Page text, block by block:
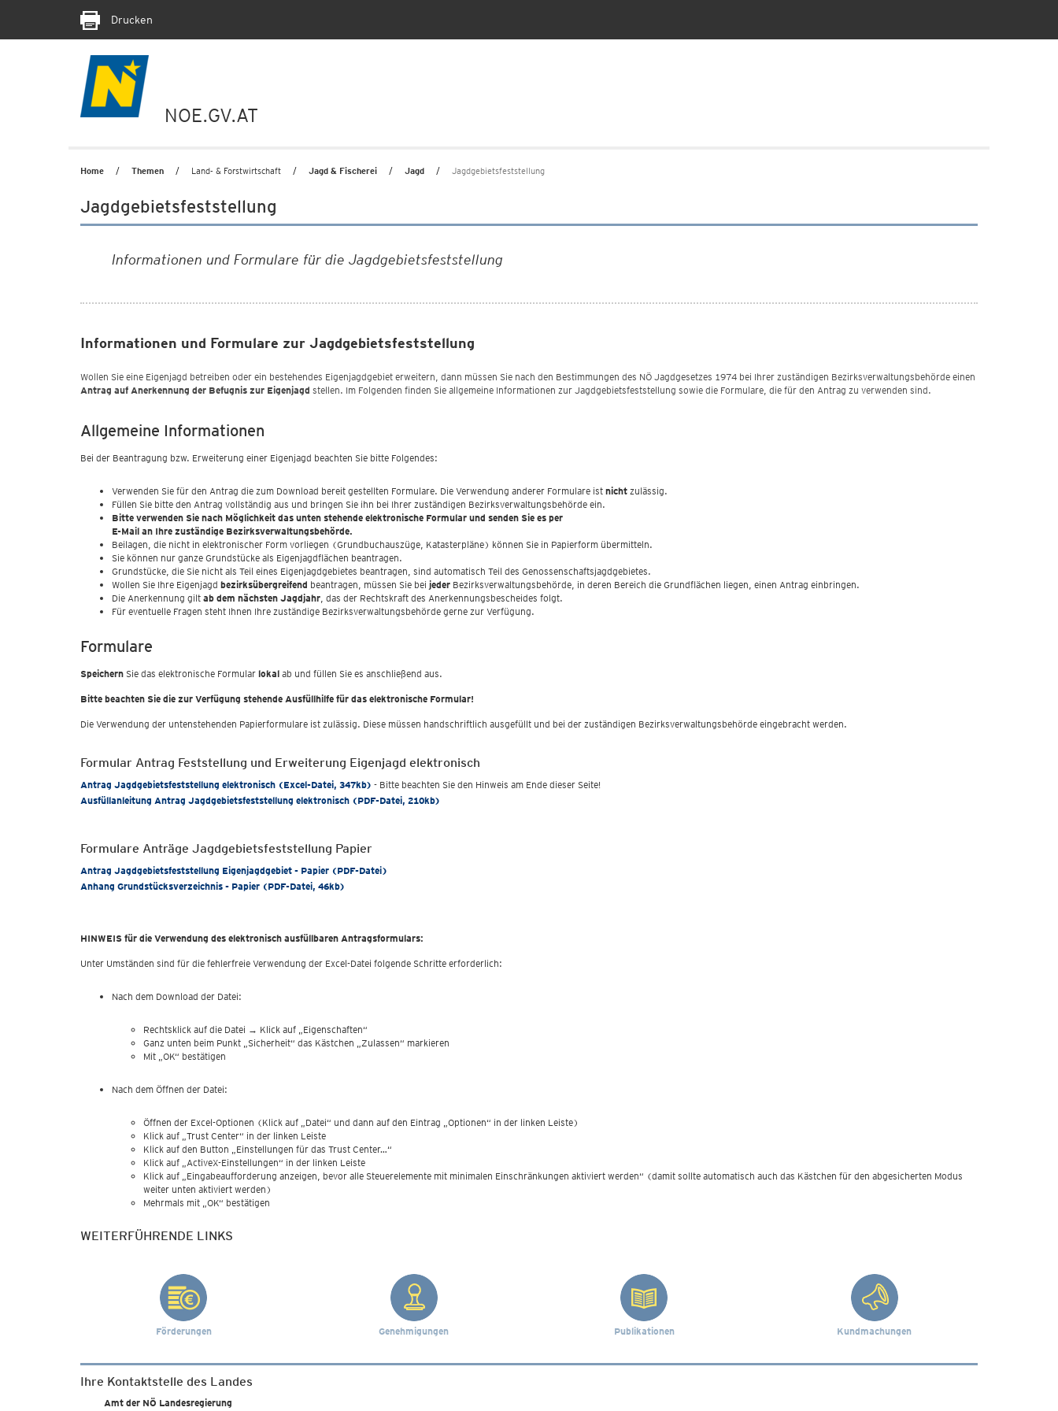
Drucken
NOE.GV.AT
Home Themen Land- & Forstwirtschaft Jagd & Fischerei Jagd Jagdgebietsfeststellung
Jagdgebietsfeststellung
Informationen und Formulare für die Jagdgebietsfeststellung
Informationen und Formulare zur Jagdgebietsfeststellung
Wollen Sie eine Eigenjagd betreiben oder ein bestehendes Eigenjagdgebiet erweitern, dann müssen Sie nach den Bestimmungen des NÖ Jagdgesetzes 1974 bei Ihrer zuständigen Bezirksverwaltungsbehörde einen
Antrag auf Anerkennung der Befugnis zur Eigenjagd stellen. Im Folgenden finden Sie allgemeine Informationen zur Jagdgebietsfeststellung sowie die Formulare, die für den Antrag zu verwenden sind.
Allgemeine Informationen
Bei der Beantragung bzw. Erweiterung einer Eigenjagd beachten Sie bitte Folgendes:
Verwenden Sie für den Antrag die zum Download bereit gestellten Formulare. Die Verwendung anderer Formulare ist nicht zulässig.
Füllen Sie bitte den Antrag vollständig aus und bringen Sie ihn bei Ihrer zuständigen Bezirksverwaltungsbehörde ein.
Bitte verwenden Sie nach Möglichkeit das unten stehende elektronische Formular und senden Sie es per
E-Mail an Ihre zuständige Bezirksverwaltungsbehörde.
Beilagen, die nicht in elektronischer Form vorliegen (Grundbuchauszüge, Katasterpläne) können Sie in Papierform übermitteln.
Sie können nur ganze Grundstücke als Eigenjagdflächen beantragen.
Grundstücke, die Sie nicht als Teil eines Eigenjagdgebietes beantragen, sind automatisch Teil des Genossenschaftsjagdgebietes.
Wollen Sie Ihre Eigenjagd bezirksübergreifend beantragen, müssen Sie bei jeder Bezirksverwaltungsbehörde, in deren Bereich die Grundflächen liegen, einen Antrag einbringen.
Die Anerkennung gilt ab dem nächsten Jagdjahr, das der Rechtskraft des Anerkennungsbescheides folgt.
Für eventuelle Fragen steht Ihnen Ihre zuständige Bezirksverwaltungsbehörde gerne zur Verfügung.
Formulare
Speichern Sie das elektronische Formular lokal ab und füllen Sie es anschließend aus.
Bitte beachten Sie die zur Verfügung stehende Ausfüllhilfe für das elektronische Formular!
Die Verwendung der untenstehenden Papierformulare ist zulässig. Diese müssen handschriftlich ausgefüllt und bei der zuständigen Bezirksverwaltungsbehörde eingebracht werden.
Formular Antrag Feststellung und Erweiterung Eigenjagd elektronisch
Antrag Jagdgebietsfeststellung elektronisch (Excel-Datei, 347kb) - Bitte beachten Sie den Hinweis am Ende dieser Seite!
Ausfüllanleitung Antrag Jagdgebietsfeststellung elektronisch (PDF-Datei, 210kb)
Formulare Anträge Jagdgebietsfeststellung Papier
Antrag Jagdgebietsfeststellung Eigenjagdgebiet - Papier (PDF-Datei)
Anhang Grundstücksverzeichnis - Papier (PDF-Datei, 46kb)
HINWEIS für die Verwendung des elektronisch ausfüllbaren Antragsformulars:
Unter Umständen sind für die fehlerfreie Verwendung der Excel-Datei folgende Schritte erforderlich:
Nach dem Download der Datei:
Rechtsklick auf die Datei → Klick auf „Eigenschaften“
Ganz unten beim Punkt „Sicherheit“ das Kästchen „Zulassen“ markieren
Mit „OK“ bestätigen
Nach dem Öffnen der Datei:
Öffnen der Excel-Optionen (Klick auf „Datei“ und dann auf den Eintrag „Optionen“ in der linken Leiste)
Klick auf „Trust Center“ in der linken Leiste
Klick auf den Button „Einstellungen für das Trust Center…“
Klick auf „ActiveX-Einstellungen“ in der linken Leiste
Klick auf „Eingabeaufforderung anzeigen, bevor alle Steuerelemente mit minimalen Einschränkungen aktiviert werden“ (damit sollte automatisch auch das Kästchen für den abgesicherten Modus
weiter unten aktiviert werden)
Mehrmals mit „OK“ bestätigen
WEITERFÜHRENDE LINKS
Förderungen Genehmigungen Publikationen Kundmachungen
Ihre Kontaktstelle des Landes
Amt der NÖ Landesregierung